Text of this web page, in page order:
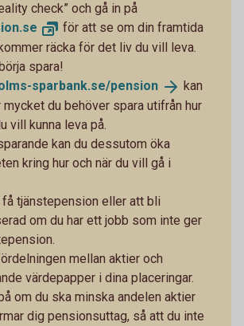
check” och gå in på
se
för att se om din framtida
räcka för det liv du vill leva.
spara!
sparbank.se/pension
kan
mycket du behöver spara utifrån hur
vill kunna leva på.
kan du dessutom öka
kring hur och när du vill gå i
tjänstepension eller att bli
om du har ett jobb som inte ger
mellan aktier och
värdepapper i dina placeringar.
om du ska minska andelen aktier
dig pensionsuttag, så att du inte